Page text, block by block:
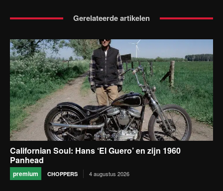
Gerelateerde artikelen
Californian Soul: Hans ‘El Guero’ en zijn 1960
Panhead
premium CHOPPERS 4 augustus 2026